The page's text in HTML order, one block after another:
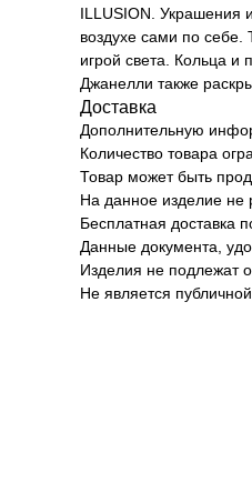
ILLUSION. Украшения
воздухе сами по себе.
игрой света. Кольца и
Джанелли также
Доставка
Дополнительную
Количество товара
Товар может быть
На данное изделие не
Бесплатная доставка
Данные документа,
Изделия не подлежат
Не является